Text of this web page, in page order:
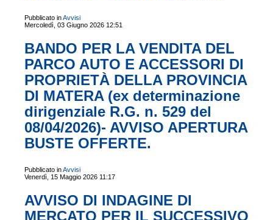
Pubblicato inAvvisi
Mercoledì, 03 Giugno 2026 12:51
BANDO PER LA VENDITA DEL
PARCO AUTO E ACCESSORI DI
PROPRIETÀ DELLA PROVINCIA
DI MATERA (ex determinazione
dirigenziale R.G. n. 529 del
08/04/2026)- AVVISO APERTURA
BUSTE OFFERTE.
Pubblicato inAvvisi
Venerdì, 15 Maggio 2026 11:17
AVVISO DI INDAGINE DI
MERCATO PER IL SUCCESSIVO